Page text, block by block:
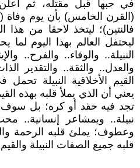
في حبها قبل مقتله، ثم
(القرن الخامس) بأن يوم وفاة
فالنتين)؛ ليتخذ لاحقا من هذا
ليحتفل العالم بهذا اليوم
النبيلة.. والوفاء.. والفرح..
والعدل.. والثقة.. والتقدير
القيم الأخلاقية النبيلة
يعني أن الذي يملأ قلبه بهذه
تجد فيه حقد أو كره؛ بل سوف
نبيلة.. وبمشاعر إنسانية..
وعطوف؛ يملئ قلبه الرحمة
قلبه جميع الصفات النبيلة والقيم